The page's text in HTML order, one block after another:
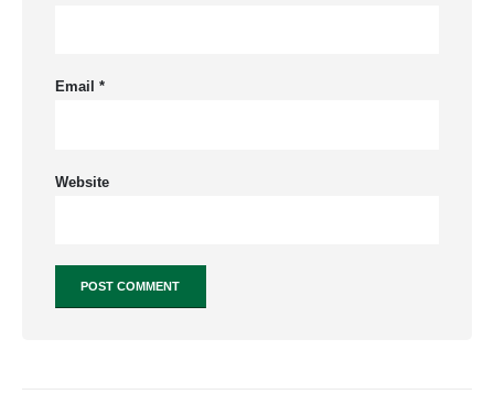
Email *
Website